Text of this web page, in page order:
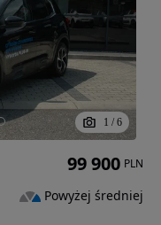
1 / 6
99 900 PLN
Powyżej średniej